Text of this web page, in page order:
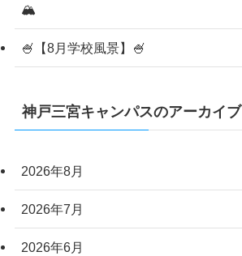
🏔️
🍧【8月学校風景】🍧
神戸三宮キャンパスのアーカイブ
2026年8月
2026年7月
2026年6月